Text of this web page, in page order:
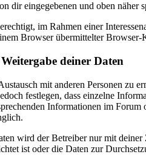
dir eingegebenen und oben
im Rahmen einer
Browser übermittelter
deiner Daten
mit anderen Personen zu
festlegen, dass einzelne
Informationen im
wird der Betreiber nur mit
ist oder die Daten zur